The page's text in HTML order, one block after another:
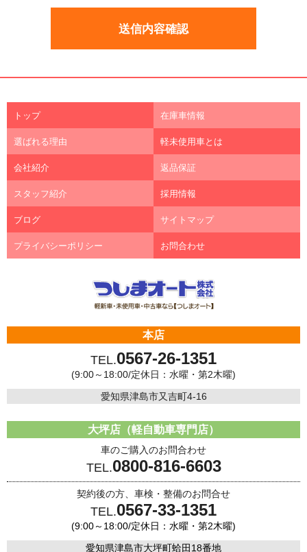
トップ 在庫車情報
選ばれる理由 軽未使用車とは
会社紹介 返品保証
スタッフ紹介 採用情報
ブログ サイトマップ
プライバシーポリシー お問合わせ
本店
TEL.0567-26-1351
(9:00～18:00/定休日：水曜・第2木曜)
愛知県津島市又吉町4-16
大坪店（軽自動車専門店）
車のご購入のお問合わせ
TEL.0800-816-6603
契約後の方、車検・整備のお問合せ
TEL.0567-33-1351
(9:00～18:00/定休日：水曜・第2木曜)
愛知県津島市大坪町蛤田18番地